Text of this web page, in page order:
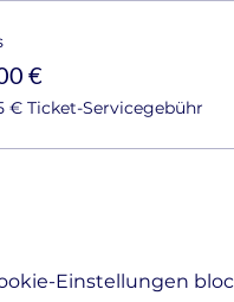
€
€ Ticket-Servicegebühr
Einstellungen